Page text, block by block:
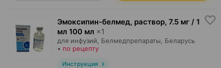
Эмоксипин-белмед, раствор, 7.5 мг / 1
мл 100 мл ×1
для инфузий, Белмедпрепараты , Беларусь
• по рецепту
Инструкция